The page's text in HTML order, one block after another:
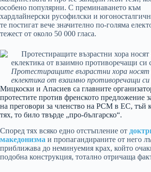
особено популярни. С преминаването към
хардлайнерски русофилски и
те постигат вече значително по-голяма
тежест от около 50 000 гласа.
Протестиращите възрастни хора
еклектика от взаимно противоречащи си
Мицкоски и Апасиев са главните
протестите против френското предложение
на преговори за членство на РСМ в ЕС, тъй
тях, то било твърде „про-българско“.
Според тях всяко едно отстъпление от
македонизма и пропагандираните от него
приближава до неминуемия крах, който
подобна конструкция, тотално отричаща